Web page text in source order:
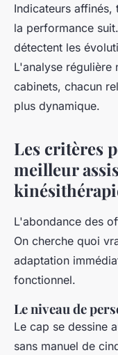
Indicateurs affinés,
la performance
détectent les
L'analyse régulière
cabinets, chacun
plus dynamique.
Les critères
meilleur
L'abondance des
On cherche quoi
adaptation
fonctionnel.
Le niveau de
Le cap se dessine
sans manuel de